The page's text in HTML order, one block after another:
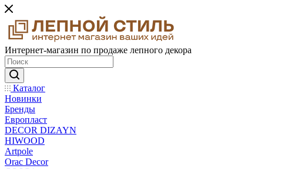
Интернет-магазин по продаже лепного декора
Каталог
Новинки
Бренды
Европласт
DECOR DIZAYN
HIWOOD
Artpole
Orac Decor